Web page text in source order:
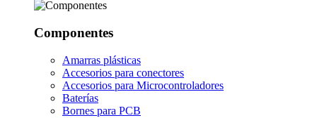
Componentes
Amarras plásticas
Accesorios para conectores
Accesorios para Microcontroladores
Baterías
Bornes para PCB